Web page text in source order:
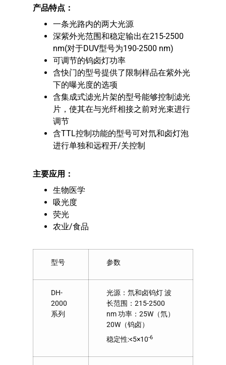
产品特点：
一条光路内的两大光源
深紫外光范围和稳定输出在215-2500
nm(对于DUV型号为190-2500 nm)
可调节的钨卤灯功率
含快门的型号提供了限制样品在紫外光
下的曝光度的选项
含集成式滤光片架的型号能够控制滤光
片，使其在与光纤相接之前对光束进行
调节
含TTL控制功能的型号可对氘和卤灯泡
进行单独和远程开/关控制
主要应用：
生物医学
吸光度
荧光
农业/食品
型号 参数
DH-
2000
系列
光源：氘和卤钨灯 波
长范围：215-2500
nm 功率：25W（氘）
20W（钨卤）
稳定性:<5×10-6